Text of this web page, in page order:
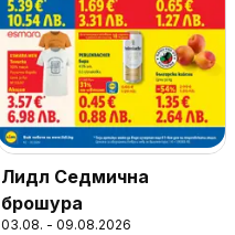
Лидл Седмична
брошура
03.08. - 09.08.2026